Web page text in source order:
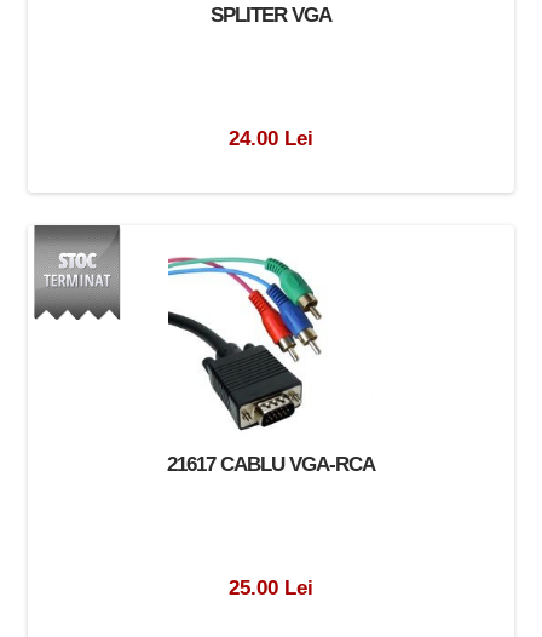
SPLITER VGA
24.00 Lei
21617 CABLU VGA-RCA
25.00 Lei